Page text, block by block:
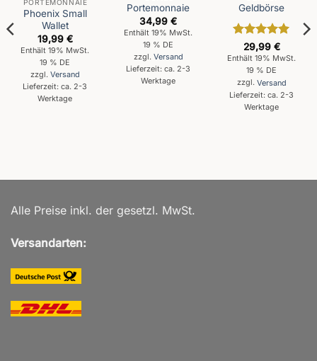
PORTEMONNAIE
Phoenix Small
Wallet
19,99 €
Enthält 19% MwSt.
19 % DE
zzgl. Versand
Lieferzeit: ca. 2-3
Werktage
Portemonnaie
34,99€
Enthält 19% MwSt.
19 % DE
zzgl. Versand
Lieferzeit: ca. 2-3
Werktage
Geldbörse
Bewertet
mit5von
29,99 €
Enthält 19% MwSt.
19 % DE
zzgl. Versand
Lieferzeit: ca. 2-3
Werktage
Alle Preise inkl. der gesetzl. MwSt.
Versandarten: